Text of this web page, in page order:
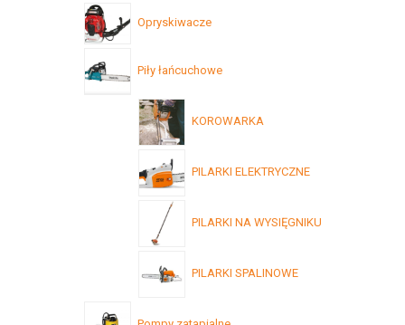
Opryskiwacze
Piły łańcuchowe
KOROWARKA
PILARKI ELEKTRYCZNE
PILARKI NA WYSIĘGNIKU
PILARKI SPALINOWE